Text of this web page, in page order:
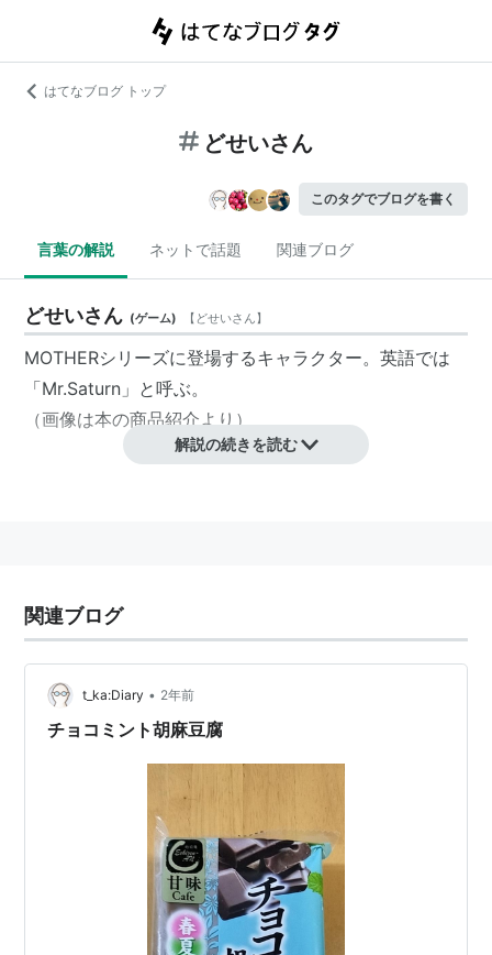
はてなブログ トップ
どせいさん
このタグでブログを書く
言葉の解説 ネットで話題 関連ブログ
どせいさん (ゲーム) 【どせいさん】
MOTHERシリーズに登場するキャラクター。英語では
「Mr.Saturn」と呼ぶ。
（画像は本の商品紹介より）
『MOTHER2』ではサターンバレー、『MOTHER3』で
常に高い科学力を持っている。
メッセージは「どせいさん語」と呼ばれる独特のフォン
トの日本語で表示される。ぽえ〜ん。
MOTHER1+2 どせいさんの本
大乱闘スマッシュブラザーズシリーズ
『大乱闘スマッシュブラザーズDX』以降、投げアイテ
投げつけてもダメージは少なく、特殊な効果もあまりな
解説の続きを読む
関連ブログ
t_ka:Diary • 2年前
チョコミント胡麻豆腐